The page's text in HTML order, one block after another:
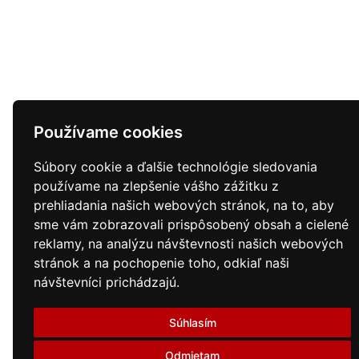
Používame cookies
Súbory cookie a ďalšie technológie sledovania
používame na zlepšenie vášho zážitku z
prehliadania našich webových stránok, na to, aby
sme vám zobrazovali prispôsobený obsah a cielené
reklamy, na analýzu návštevnosti našich webových
stránok a na pochopenie toho, odkiaľ naši
návštevníci prichádzajú.
Súhlasím
Odmietam